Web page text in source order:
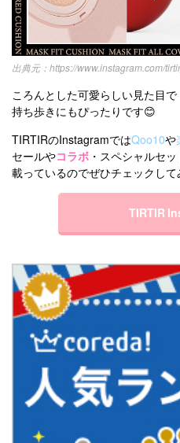
https://www.instagram.com/
ころんとした可愛らしい見た目で
持ち歩きにもぴったりです😊
TIRTIRのInstagramではQoo10や
セールやコラボ ・スペシャルセ
載っているのでぜひチェックし
TIRTIR